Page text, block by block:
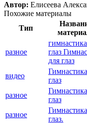
Автор: Елисеева
Похожие материалы
Тип
разное
глаз
для глаз
видео
глаз
разное
глаз
разное
глаз.